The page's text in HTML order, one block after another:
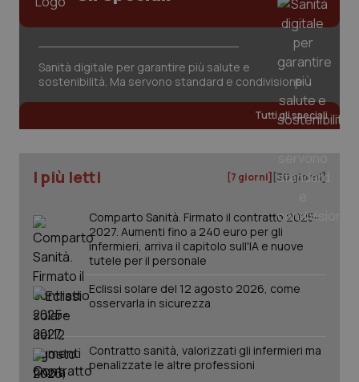
Sanità digitale per garantire più salute e
sostenibilità. Ma servono standard e condivisione
Tutti gli speciali
I più letti [7 giorni] [30 giorni]
Comparto Sanità. Firmato il contratto 2025-
2027. Aumenti fino a 240 euro per gli
infermieri, arriva il capitolo sull'IA e nuove
tutele per il personale
Eclissi solare del 12 agosto 2026, come
osservarla in sicurezza
Contratto sanità, valorizzati gli infermieri ma
penalizzate le altre professioni
CookieScriptConsent
CookieScript
www.quotidianosanita.it
tracking-sites-ironfish-
tracking-enable
www.quotidianosanita.it
tracking-sites-ironfish-